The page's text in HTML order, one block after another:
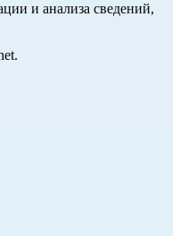
и анализа сведений,